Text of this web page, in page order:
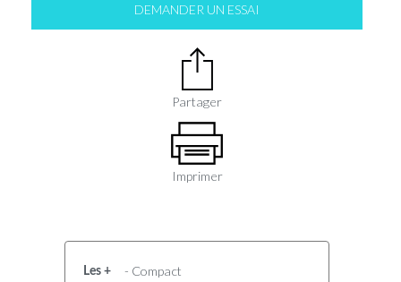
DEMANDER UN ESSAI
Partager
Imprimer
Les +
- Compact